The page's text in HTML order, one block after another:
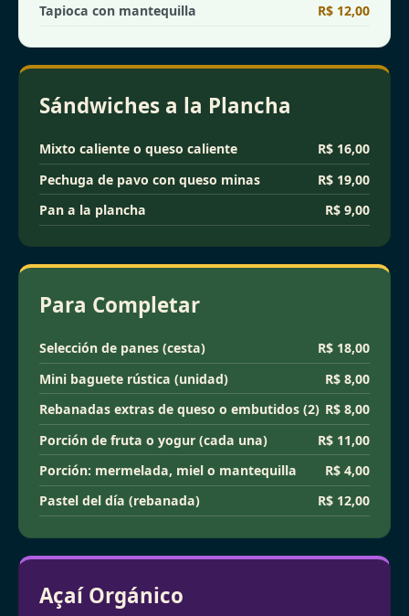
Tapioca con mantequilla
R$ 12,00
Sándwiches a la Plancha
Mixto caliente o queso caliente
R$ 16,00
Pechuga de pavo con queso minas
R$ 19,00
Pan a la plancha
R$ 9,00
Para Completar
Selección de panes (cesta)
R$ 18,00
Mini baguete rústica (unidad)
R$ 8,00
Rebanadas extras de queso o embutidos (2) R$ 8,00
Porción de fruta o yogur (cada una)
R$ 11,00
Porción: mermelada, miel o mantequilla
R$ 4,00
Pastel del día (rebanada)
R$ 12,00
Açaí Orgánico